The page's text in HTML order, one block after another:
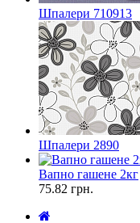
Шпалери 710913
Шпалери 2890
Вапно гашене 2кг
75.82 грн.